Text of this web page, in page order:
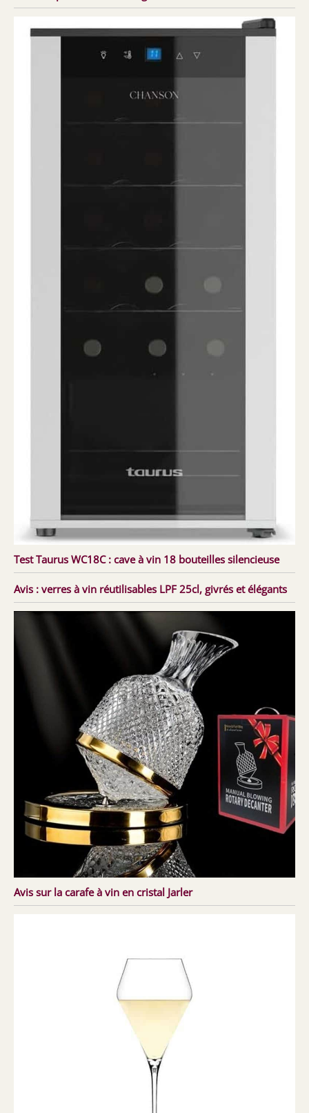
Test Taurus WC18C : cave à vin 18 bouteilles silencieuse
Avis : verres à vin réutilisables LPF 25cl, givrés et élégants
Avis sur la carafe à vin en cristal Jarler